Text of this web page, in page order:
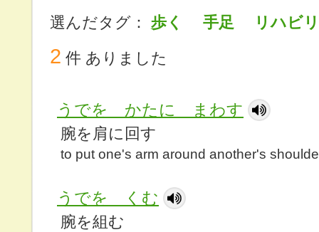
選んだタグ： 歩く 手足 リハビ
2 件 ありました
うでを かたに まわす
腕を肩に回す
to put one's arm around another's
うでを くむ
腕を組む